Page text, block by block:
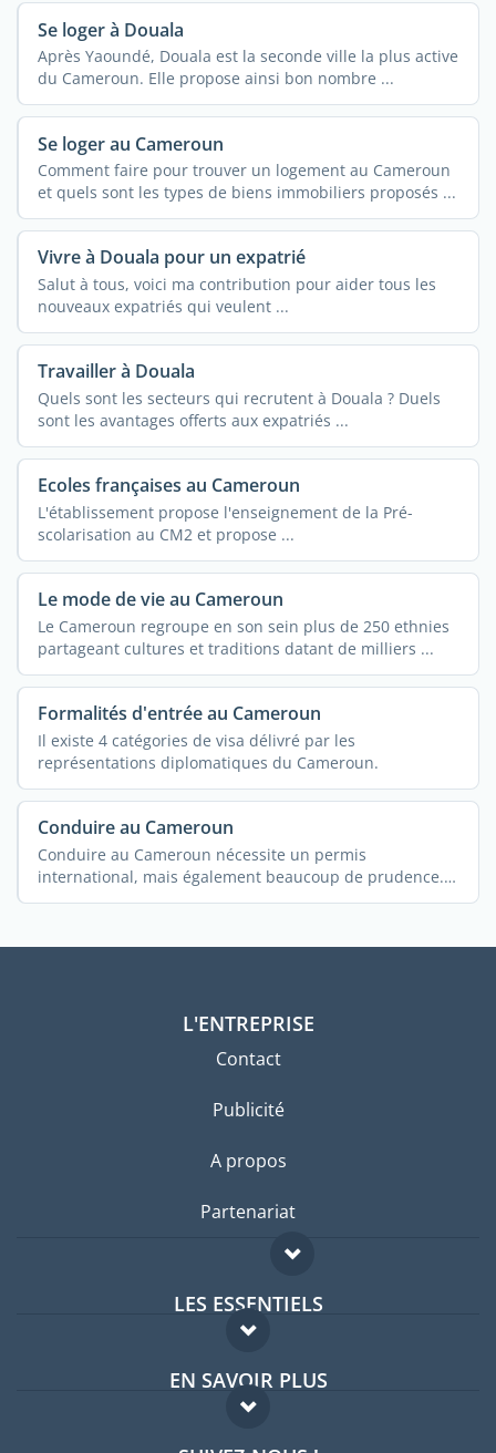
Se loger à Douala
Après Yaoundé, Douala est la seconde ville la plus active
du Cameroun. Elle propose ainsi bon nombre ...
Se loger au Cameroun
Comment faire pour trouver un logement au Cameroun
et quels sont les types de biens immobiliers proposés ...
Vivre à Douala pour un expatrié
Salut à tous, voici ma contribution pour aider tous les
nouveaux expatriés qui veulent ...
Travailler à Douala
Quels sont les secteurs qui recrutent à Douala ? Duels
sont les avantages offerts aux expatriés ...
Ecoles françaises au Cameroun
L'établissement propose l'enseignement de la Pré-
scolarisation au CM2 et propose ...
Le mode de vie au Cameroun
Le Cameroun regroupe en son sein plus de 250 ethnies
partageant cultures et traditions datant de milliers ...
Formalités d'entrée au Cameroun
Il existe 4 catégories de visa délivré par les
représentations diplomatiques du Cameroun.
Conduire au Cameroun
Conduire au Cameroun nécessite un permis
international, mais également beaucoup de prudence.
...
L'ENTREPRISE
Contact
Publicité
A propos
Partenariat
LES ESSENTIELS
Forum expatriés
Guides pays
EN SAVOIR PLUS
FAQ